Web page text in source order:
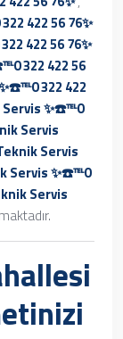
422 56 76✨
422 56 76✨
322 422 56
322 422
✨☎️℡0
Servis
Servis
Servis ✨☎️℡0
Servis